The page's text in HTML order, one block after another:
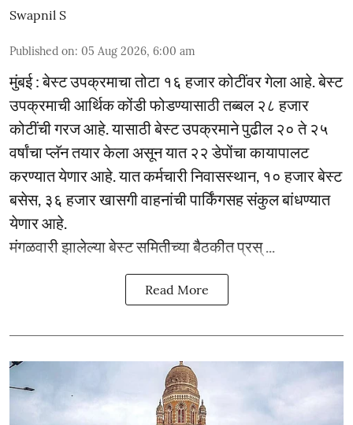
Swapnil S
Published on: 05 Aug 2026, 6:00 am
मुंबई : बेस्ट उपक्रमाचा तोटा १६ हजार कोटींवर गेला आहे. बेस्ट
उपक्रमाची आर्थिक कोंडी फोडण्यासाठी तब्बल २८ हजार
कोटींची गरज आहे. यासाठी बेस्ट उपक्रमाने पुढील २० ते २५
वर्षांचा प्लॅन तयार केला असून यात २२ डेपोंचा कायापालट
करण्यात येणार आहे. यात कर्मचारी निवासस्थान, १० हजार बेस्ट
बसेस, ३६ हजार खासगी वाहनांची पार्किंगसह संकुल बांधण्यात
येणार आहे.
मंगळवारी झालेल्या बेस्ट समितीच्या बैठकीत प्रस् ...
Read More